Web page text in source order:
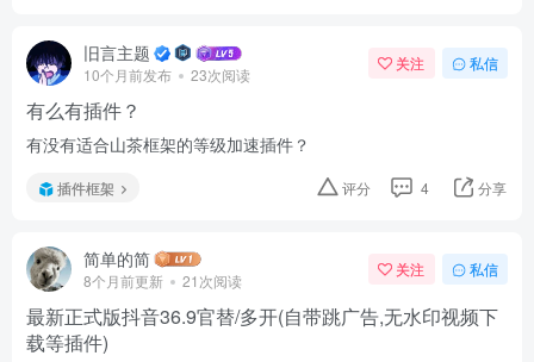
旧言主题
10个月前发布 23次阅读
关注 私信
有么有插件？
有没有适合山茶框架的等级加速插件？
插件框架 评分 4 分享
简单的简
8个月前更新 21次阅读
关注 私信
最新正式版抖音36.9官替/多开(自带跳广告,无水印视频下
载等插件)